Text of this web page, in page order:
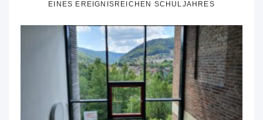
EINES EREIGNISREICHEN SCHULJAHRES